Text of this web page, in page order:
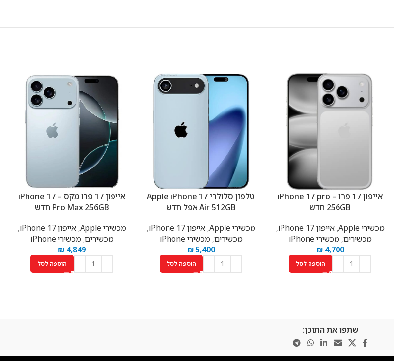
אייפון 17 פרו – iPhone 17 pro
256GB חדש
מכשירי Apple
,אייפון 17 iPhone
,
מכשירים,מכשירי iPhone
₪4,700
הוספה לסל
טלפון סלולרי Apple iPhone 17
Air 512GB אפל חדש
מכשירי Apple
,אייפון 17 iPhone
,
מכשירים,מכשירי iPhone
₪5,400
הוספה לסל
אייפון 17 פרו מקס – iPhone 17
Pro Max 256GB חדש
מכשירי Apple
,אייפון 17 iPhone
,
מכשירים,מכשירי iPhone
₪4,849
הוספה לסל
שתפו את התוכן: